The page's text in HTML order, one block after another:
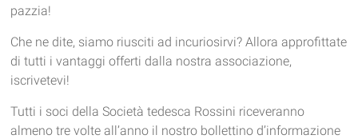
pazzia!
Che ne dite, siamo riusciti ad incuriosirvi? Allora approfittate
di tutti i vantaggi offerti dalla nostra associazione,
iscrivetevi!
Tutti i soci della Società tedesca Rossini riceveranno
almeno tre volte all’anno il nostro bollettino d’informazione